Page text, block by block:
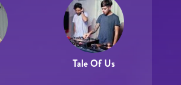
Tale Of Us